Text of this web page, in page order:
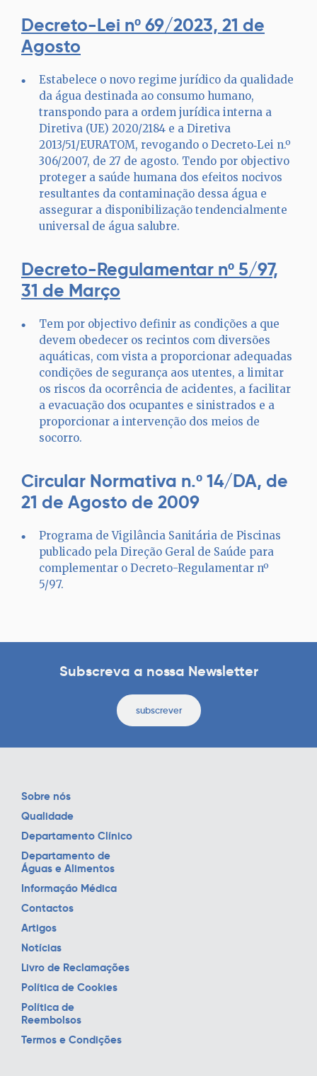
Decreto-Lei nº 69/2023, 21 de
Agosto
Estabelece o novo regime jurídico da qualidade
da água destinada ao consumo humano,
transpondo para a ordem jurídica interna a
Diretiva (UE) 2020/2184 e a Diretiva
2013/51/EURATOM, revogando o Decreto‑Lei n.º
306/2007, de 27 de agosto. Tendo por objectivo
proteger a saúde humana dos efeitos nocivos
resultantes da contaminação dessa água e
assegurar a disponibilização tendencialmente
universal de água salubre.
Decreto-Regulamentar nº 5/97,
31 de Março
Tem por objectivo definir as condições a que
devem obedecer os recintos com diversões
aquáticas, com vista a proporcionar adequadas
condições de segurança aos utentes, a limitar
os riscos da ocorrência de acidentes, a facilitar
a evacuação dos ocupantes e sinistrados e a
proporcionar a intervenção dos meios de
socorro.
Circular Normativa n.º 14/DA, de
21 de Agosto de 2009
Programa de Vigilância Sanitária de Piscinas
publicado pela Direção Geral de Saúde para
complementar o Decreto-Regulamentar nº
5/97.
Subscreva a nossa Newsletter
subscrever
Sobre nós
Qualidade
Departamento Clínico
Departamento de
Águas e Alimentos
Informação Médica
Contactos
Artigos
Notícias
Livro de Reclamações
Política de Cookies
Política de
Reembolsos
Termos e Condições